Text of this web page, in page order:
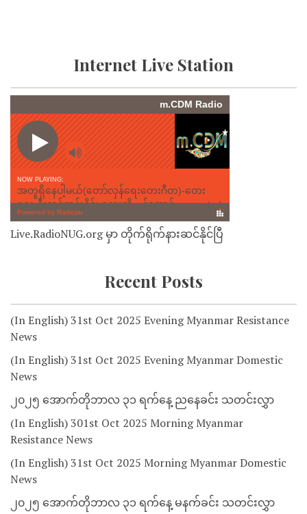
Internet Live Station
Live.RadioNUG.org မှာ တိုက်ရိုက်နားဆင်နိုင်ပြီ
Recent Posts
(In English) 31st Oct 2025 Evening Myanmar Resistance
News
(In English) 31st Oct 2025 Evening Myanmar Domestic
News
၂၀၂၅ အောက်တိုဘာလ ၃၁ ရက်နေ့ ညနေခင်း သတင်းလွှာ
(In English) 301st Oct 2025 Morning Myanmar
Resistance News
(In English) 31st Oct 2025 Morning Myanmar Domestic
News
၂၀၂၅ အောက်တိုဘာလ ၃၁ ရက်နေ့ မနက်ခင်း သတင်းလွှာ